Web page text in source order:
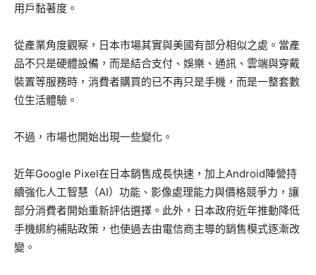
用戶黏著度。
從產業角度觀察，日本市場其實與美國有部分相似之處。當產
品不只是硬體設備，而是結合支付、娛樂、通訊、雲端與穿戴
裝置等服務時，消費者購買的已不再只是手機，而是一整套數
位生活體驗。
不過，市場也開始出現一些變化。
近年Google Pixel在日本銷售成長快速，加上Android陣營持
續強化人工智慧（AI）功能、影像處理能力與價格競爭力，讓
部分消費者開始重新評估選擇。此外，日本政府近年推動降低
手機綁約補貼政策，也使過去由電信商主導的銷售模式逐漸改
變。